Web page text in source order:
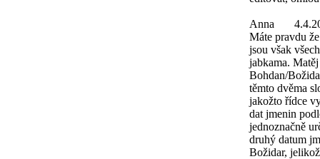
Anna
Máte pravdu
jsou však
jabkama.
Bohdan/
těmto dvěma
jakožto řídce
dat jmenin
jednoznačně
druhý datum
Božidar,